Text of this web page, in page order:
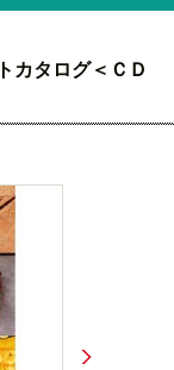
カタログ＜ＣＤ